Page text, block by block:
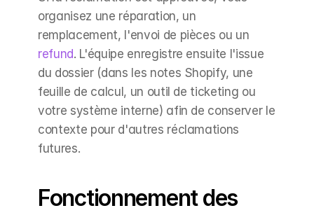
organisez une réparation, un
refund. L'équipe enregistre ensuite l'issue
du dossier (dans les notes Shopify, une
feuille de calcul, un outil de ticketing ou
votre système interne) afin de conserver le
contexte pour d'autres réclamations
futures.
Fonctionnement des